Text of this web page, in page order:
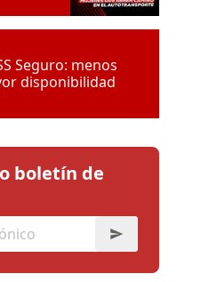
Seguro: menos
disponibilidad
boletín de